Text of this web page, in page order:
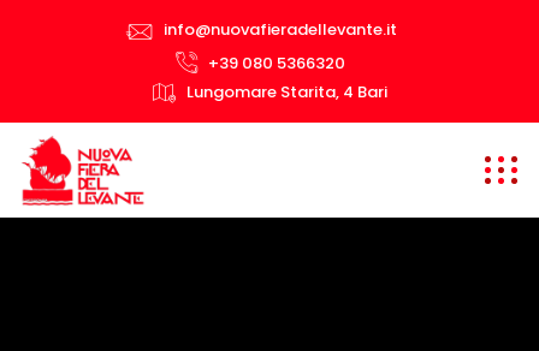
info@nuovafieradellevante.it
+39 080 5366320
Lungomare Starita, 4 Bari